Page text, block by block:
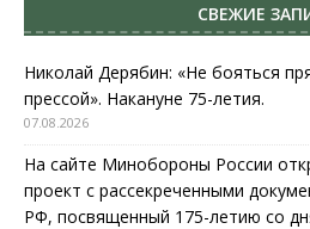
СВЕЖИЕ
Николай Дерябин: «Не бояться
прессой». Накануне 75-летия.
07.08.2026
На сайте Минобороны России
проект с рассекреченными
РФ, посвященный 175-летию со